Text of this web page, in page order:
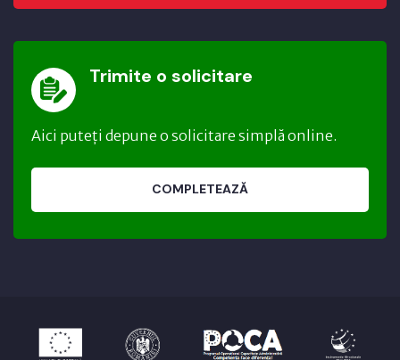
Trimite o solicitare
Aici puteți depune o solicitare simplă online.
COMPLETEAZĂ